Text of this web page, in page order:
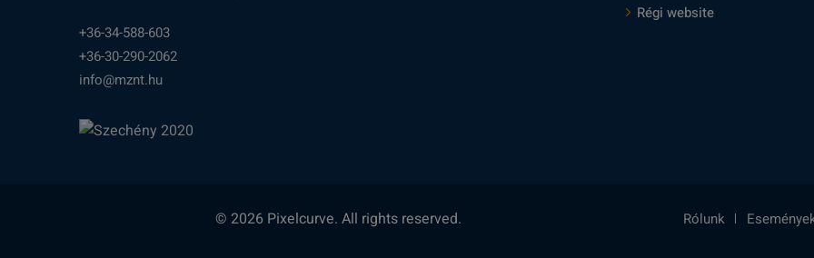
+36-34-588-603
+36-30-290-2062
info@mznt.hu
Régi website
© 2026 Pixelcurve. All rights reserved. Rólunk